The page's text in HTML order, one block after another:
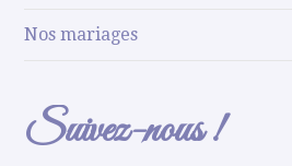
Nos mariages
Suivez-nous !